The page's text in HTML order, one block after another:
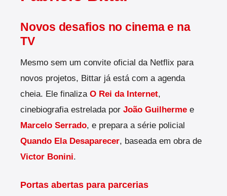
Novos desafios no cinema e na
TV
Mesmo sem um convite oficial da Netflix para
novos projetos, Bittar já está com a agenda
cheia. Ele finaliza O Rei da Internet,
cinebiografia estrelada por João Guilherme e
Marcelo Serrado, e prepara a série policial
Quando Ela Desaparecer, baseada em obra de
Victor Bonini.
Portas abertas para parcerias